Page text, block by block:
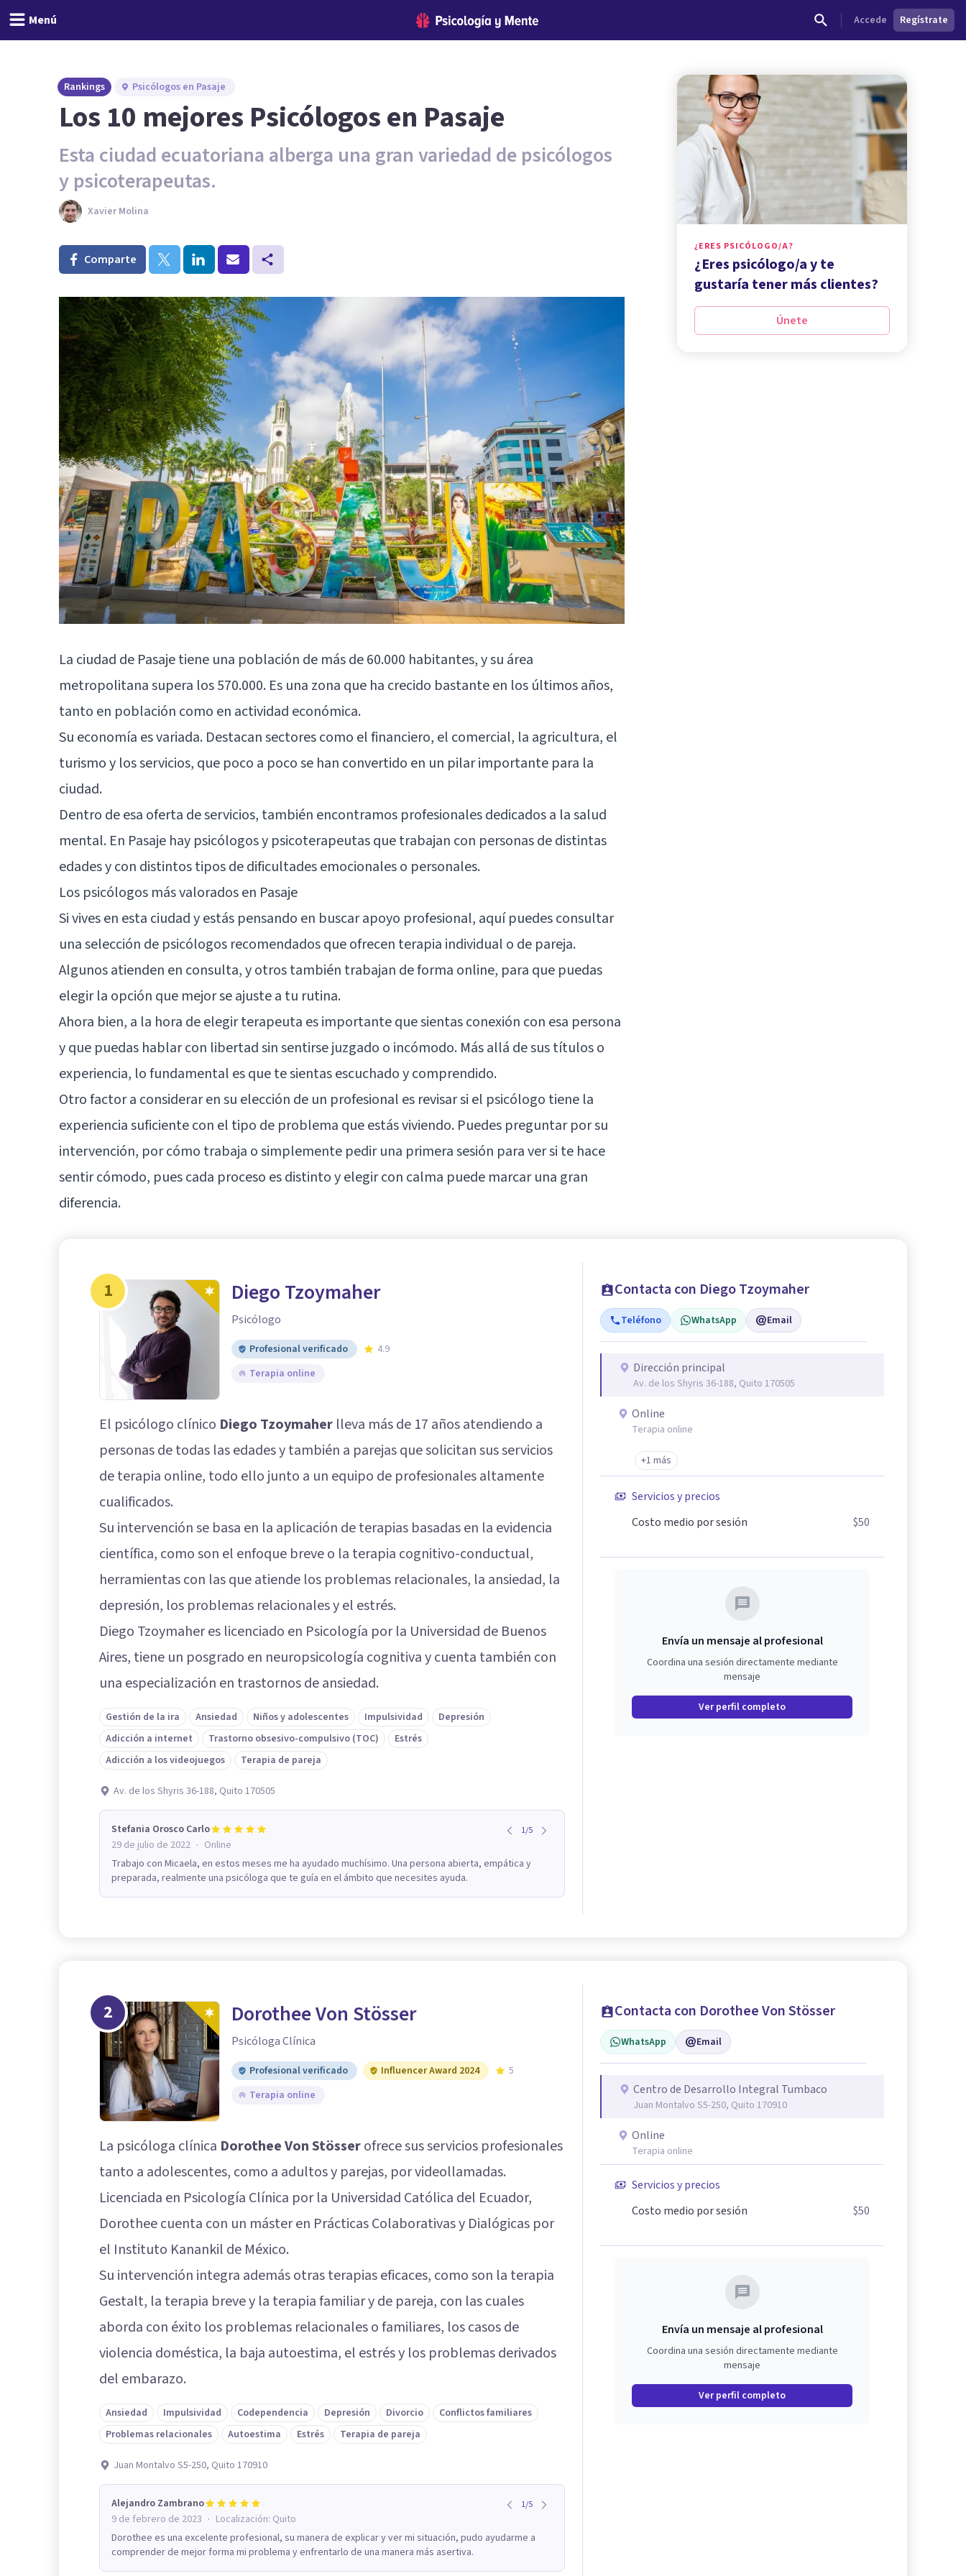
Menú Accede Regístrate
Rankings Psicólogos en Pasaje
Los 10 mejores Psicólogos en Pasaje
Esta ciudad ecuatoriana alberga una gran variedad de psicólogos
y psicoterapeutas.
Xavier Molina
Comparte
La ciudad de Pasaje tiene una población de más de 60.000 habitantes, y su área
metropolitana supera los 570.000. Es una zona que ha crecido bastante en los últimos años,
tanto en población como en actividad económica.
Su economía es variada. Destacan sectores como el financiero, el comercial, la agricultura, el
turismo y los servicios, que poco a poco se han convertido en un pilar importante para la
ciudad.
Dentro de esa oferta de servicios, también encontramos profesionales dedicados a la salud
mental. En Pasaje hay psicólogos y psicoterapeutas que trabajan con personas de distintas
edades y con distintos tipos de dificultades emocionales o personales.
Los psicólogos más valorados en Pasaje
Si vives en esta ciudad y estás pensando en buscar apoyo profesional, aquí puedes consultar
una selección de psicólogos recomendados que ofrecen terapia individual o de pareja.
Algunos atienden en consulta, y otros también trabajan de forma online, para que puedas
elegir la opción que mejor se ajuste a tu rutina.
Ahora bien, a la hora de elegir terapeuta es importante que sientas conexión con esa persona
y que puedas hablar con libertad sin sentirse juzgado o incómodo. Más allá de sus títulos o
experiencia, lo fundamental es que te sientas escuchado y comprendido.
Otro factor a considerar en su elección de un profesional es revisar si el psicólogo tiene la
experiencia suficiente con el tipo de problema que estás viviendo. Puedes preguntar por su
intervención, por cómo trabaja o simplemente pedir una primera sesión para ver si te hace
sentir cómodo, pues cada proceso es distinto y elegir con calma puede marcar una gran
diferencia.
¿ERES PSICÓLOGO/A?
¿Eres psicólogo/a y te
gustaría tener más clientes?
Únete
1 Diego Tzoymaher
Psicólogo
Profesional verificado
4.9
Terapia online
El psicólogo clínico Diego Tzoymaher lleva más de 17 años atendiendo a
personas de todas las edades y también a parejas que solicitan sus servicios
de terapia online, todo ello junto a un equipo de profesionales altamente
cualificados.
Su intervención se basa en la aplicación de terapias basadas en la evidencia
científica, como son el enfoque breve o la terapia cognitivo-conductual,
herramientas con las que atiende los problemas relacionales, la ansiedad, la
depresión, los problemas relacionales y el estrés.
Diego Tzoymaher es licenciado en Psicología por la Universidad de Buenos
Aires, tiene un posgrado en neuropsicología cognitiva y cuenta también con
una especialización en trastornos de ansiedad.
Gestión de la ira Ansiedad Niños y adolescentes Impulsividad
Depresión
Adicción a internet
Trastorno obsesivo-compulsivo (TOC)
Estrés
Adicción a los videojuegos
Terapia de pareja
Av. de los Shyris 36-188, Quito 170505
Stefania Orosco Carlo 1/5
29 de julio de 2022 · Online
Trabajo con Micaela, en estos meses me ha ayudado muchísimo. Una persona abierta, empática y
preparada, realmente una psicóloga que te guía en el ámbito que necesites ayuda.
Contacta con Diego Tzoymaher
Teléfono WhatsApp Email
Dirección principal
Av. de los Shyris 36-188, Quito 170505
Online
Terapia online
+1 más
Servicios y precios
Costo medio por sesión
$50
Envía un mensaje al profesional
Coordina una sesión directamente mediante
mensaje
Ver perfil completo
2 Dorothee Von Stösser
Psicóloga Clínica
Profesional verificado Influencer Award 2024
5
Terapia online
La psicóloga clínica Dorothee Von Stösserofrece sus servicios profesionales
tanto a adolescentes, como a adultos y parejas, por videollamadas.
Licenciada en Psicología Clínica por la Universidad Católica del Ecuador,
Dorothee cuenta con un máster en Prácticas Colaborativas y Dialógicas por
el Instituto Kanankil de México.
Su intervención integra además otras terapias eficaces, como son la terapia
Gestalt, la terapia breve y la terapia familiar y de pareja, con las cuales
aborda con éxito los problemas relacionales o familiares, los casos de
violencia doméstica, la baja autoestima, el estrés y los problemas derivados
del embarazo.
Ansiedad Impulsividad Codependencia Depresión Divorcio
Conflictos familiares
Problemas relacionales
Autoestima Estrés Terapia de pareja
Juan Montalvo S5-250, Quito 170910
Alejandro Zambrano 1/5
9 de febrero de 2023 · Localización: Quito
Dorothee es una excelente profesional, su manera de explicar y ver mi situación, pudo ayudarme a
comprender de mejor forma mi problema y enfrentarlo de una manera más asertiva.
Contacta con Dorothee Von Stösser
WhatsApp Email
Centro de Desarrollo Integral Tumbaco
Juan Montalvo S5-250, Quito 170910
Online
Terapia online
Servicios y precios
Costo medio por sesión
$50
Envía un mensaje al profesional
Coordina una sesión directamente mediante
mensaje
Ver perfil completo